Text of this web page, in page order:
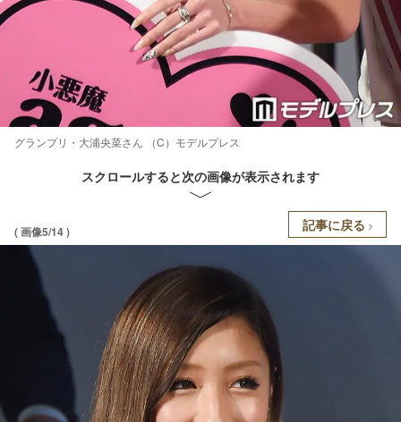
グランプリ・大浦央菜さん （C）モデルプレス
スクロールすると次の画像が表示されます
( 画像5/14 ) 記事に戻る